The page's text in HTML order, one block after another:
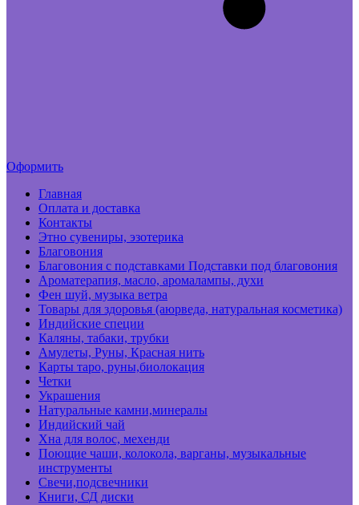
Оформить
Главная
Оплата и доставка
Контакты
Этно сувениры, эзотерика
Благовония
Благовония с подставками Подставки под благовония
Ароматерапия, масло, аромалампы, духи
Фен шуй, музыка ветра
Товары для здоровья (аюрведа, натуральная косметика)
Индийские специи
Каляны, табаки, трубки
Амулеты, Руны, Красная нить
Карты таро, руны,биолокация
Четки
Украшения
Натуральные камни,минералы
Индийский чай
Хна для волос, мехенди
Поющие чаши, колокола, варганы, музыкальные
инструменты
Свечи,подсвечники
Книги, СД диски